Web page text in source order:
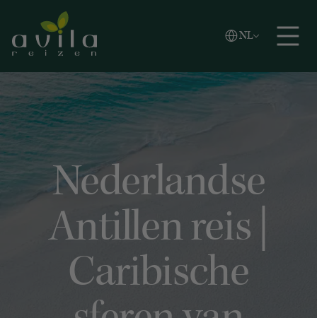
Zoeken
NL
Vlaams
English
Nederlandse
Antillen reis |
Caribische